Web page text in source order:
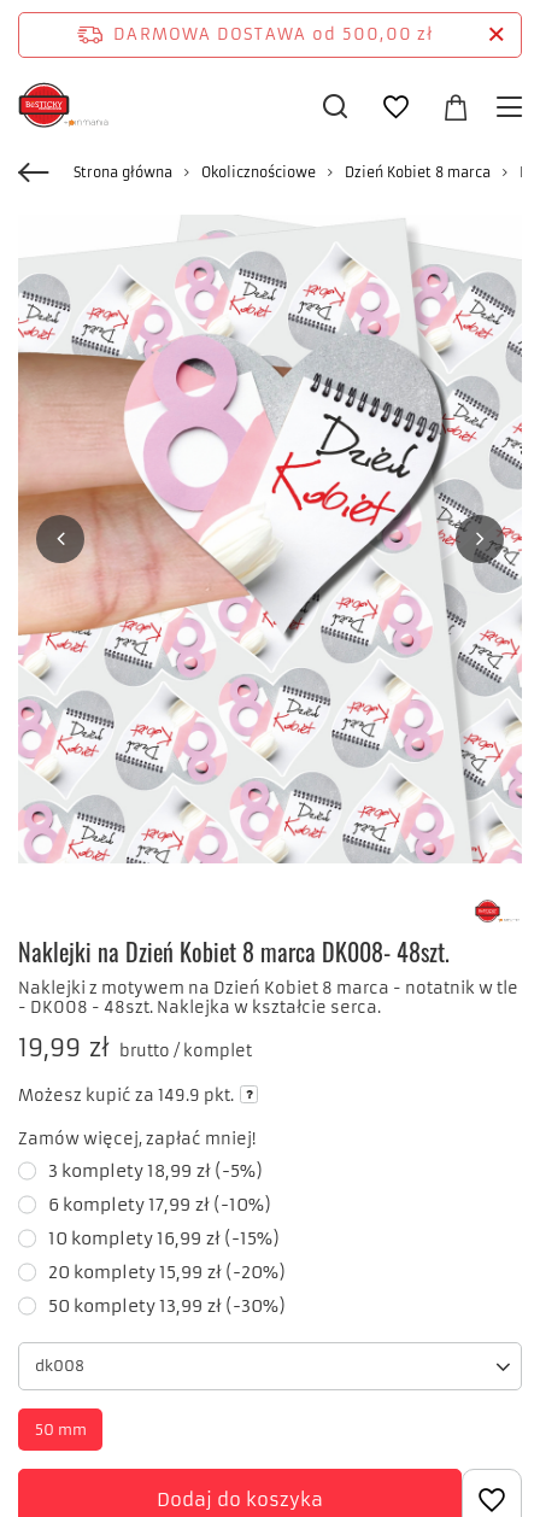
DARMOWA DOSTAWA od 500,00 zł
Strona główna Okolicznościowe Dzień Kobiet 8 marca
Naklejki na Dzień Kobiet 8 marca DK008- 48szt.
Naklejki z motywem na Dzień Kobiet 8 marca - notatnik w tle
- DK008 - 48szt. Naklejka w kształcie serca.
dk008
50 mm
19,99 zł brutto / komplet
Możesz kupić za 149.9 pkt.
Dodaj do koszyka
Zamów więcej, zapłać mniej!
3 komplety18,99 zł (-5%)
6 komplety17,99 zł (-10%)
10 komplety16,99 zł (-15%)
20 komplety15,99 zł (-20%)
50 komplety13,99 zł (-30%)